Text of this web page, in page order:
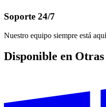
Soporte 24/7
Nuestro equipo siempre está
Disponible en